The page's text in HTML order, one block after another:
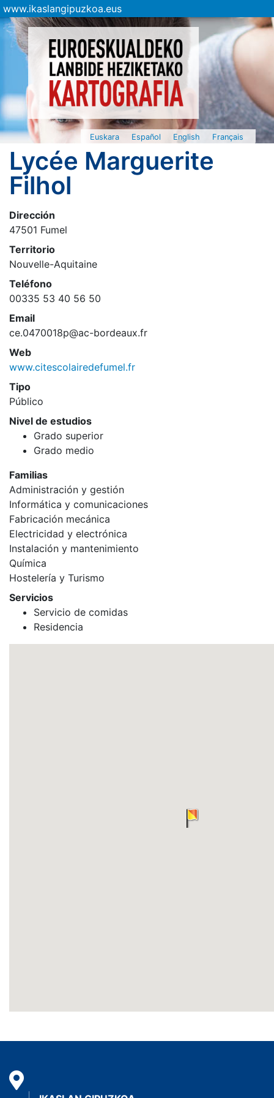
www.ikaslangipuzkoa.eus
Euskara Español English Français
Lycée Marguerite
Filhol
Dirección
47501 Fumel
Territorio
Nouvelle-Aquitaine
Teléfono
00335 53 40 56 50
Email
ce.0470018p@ac-bordeaux.fr
Web
www.citescolairedefumel.fr
Tipo
Público
Nivel de estudios
Grado superior
Grado medio
Familias
Administración y gestión
Informática y comunicaciones
Fabricación mecánica
Electricidad y electrónica
Instalación y mantenimiento
Química
Hostelería y Turismo
Servicios
Servicio de comidas
Residencia